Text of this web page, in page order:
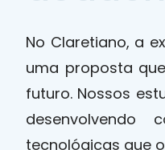
No Claretiano, a
uma proposta
futuro. Nossos
desenvolvendo
tecnológicas que